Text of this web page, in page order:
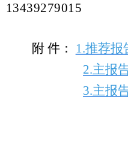
13439279015
附 件： 1.推荐报
2.主报
3.主报